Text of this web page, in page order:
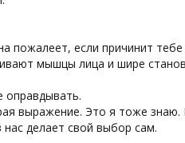
пожалеет, если причинит
мышцы лица и шире
оправдывать.
выражение. Это я тоже знаю.
делает свой выбор сам.